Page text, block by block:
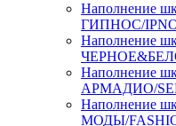
Наполнение
ГИПНОС/
Наполнение
Наполнение
АРМАДИО/
Наполнение
МОДЫ/